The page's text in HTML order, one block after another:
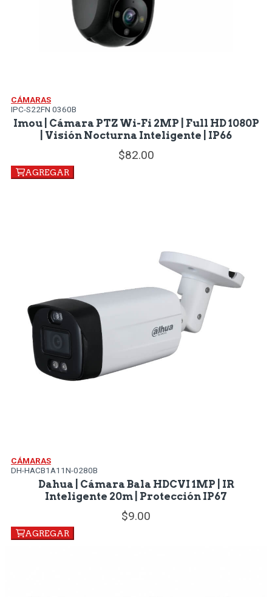
CÁMARAS
IPC-S22FN 0360B
Imou | Cámara PTZ Wi-Fi 2MP | Full HD 1080P
| Visión Nocturna Inteligente | IP66
82.00
AGREGAR
CÁMARAS
DH-HACB1A11N-0280B
Dahua | Cámara Bala HDCVI 1MP | IR
Inteligente 20m | Protección IP67
9.00
AGREGAR